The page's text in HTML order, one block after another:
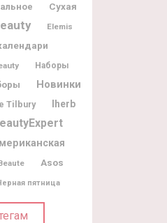
Сухая
Elemis
Наборы
Новинки
Tilbury Iherb
Asos
пятница